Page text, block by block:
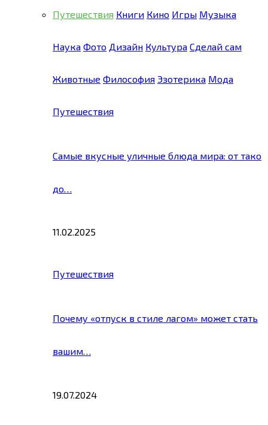
Путешествия Книги Кино Игры Музыка
Наука Фото Дизайн Культура Сделай сам
Животные Философия Эзотерика Мода
Путешествия
Самые вкусные уличные блюда мира: от тако
до…
11.02.2025
Путешествия
Почему «отпуск в стиле лагом» может стать
вашим…
19.07.2024